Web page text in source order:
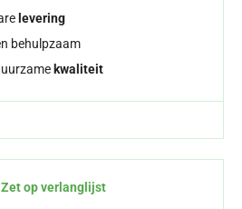
levering
behulpzaam
kwaliteit
Zet op verlanglijst